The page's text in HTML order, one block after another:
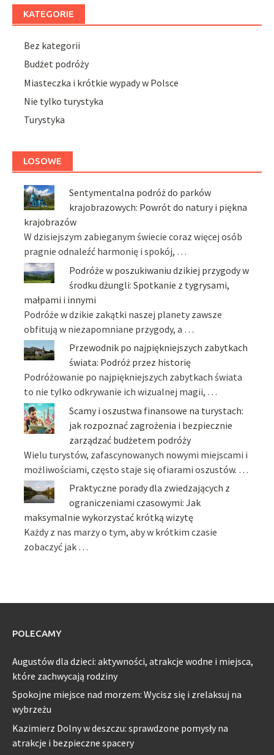
KATEGORIE
Bez kategorii
Budżet podróży
Miasteczka i krótkie wypady w Polsce
Nie tylko turystyka
Turystyka
LOSOWE
Sentymentalna podróż do parków
krajobrazowych: Powrót do natury i piękna
krajobrazów
W dzisiejszym zabieganym świecie coraz więcej osób
pragnie odnaleźć harmonię i spokój, …
Podróże w poszukiwaniu dzikiej przygody w
środku dżungli: Spotkanie z tygrysami,
małpami i innymi
Podróże w dzikie zakątki naszej planety zawsze
obfitują w niezapomniane przygody, a …
Przewodnik po najpiękniejszych zabytkach
świata: Podróż przez historię
Podróżowanie po najpiękniejszych zabytkach świata
to nie tylko odkrywanie ich wizualnej magii, …
Scamy i oszustwa finansowe na turystach:
jak rozpoznać zagrożenia i bezpiecznie
zarządzać budżetem podróży
Wielu turystów, zafascynowanych nowymi miejscami i
możliwościami, często staje się ofiarami oszustów. …
Praktyczne porady dla zwiedzających z
ograniczeniami czasowymi: Jak
maksymalnie wykorzystać krótką wizytę
Każdy z nas marzy o tym, aby w krótkim czasie
zobaczyć jak …
POLECAMY
Augustów dla dzieci: aktywności, atrakcje wodne i miejsca,
które zachwycają rodziny
Spokojne miejsce nad morzem: Wycisz się i zrelaksuj na
wybrzeżu
Kazimierz Dolny w deszczu: sprawdzone pomysły na
atrakcje i bezpieczne spacery